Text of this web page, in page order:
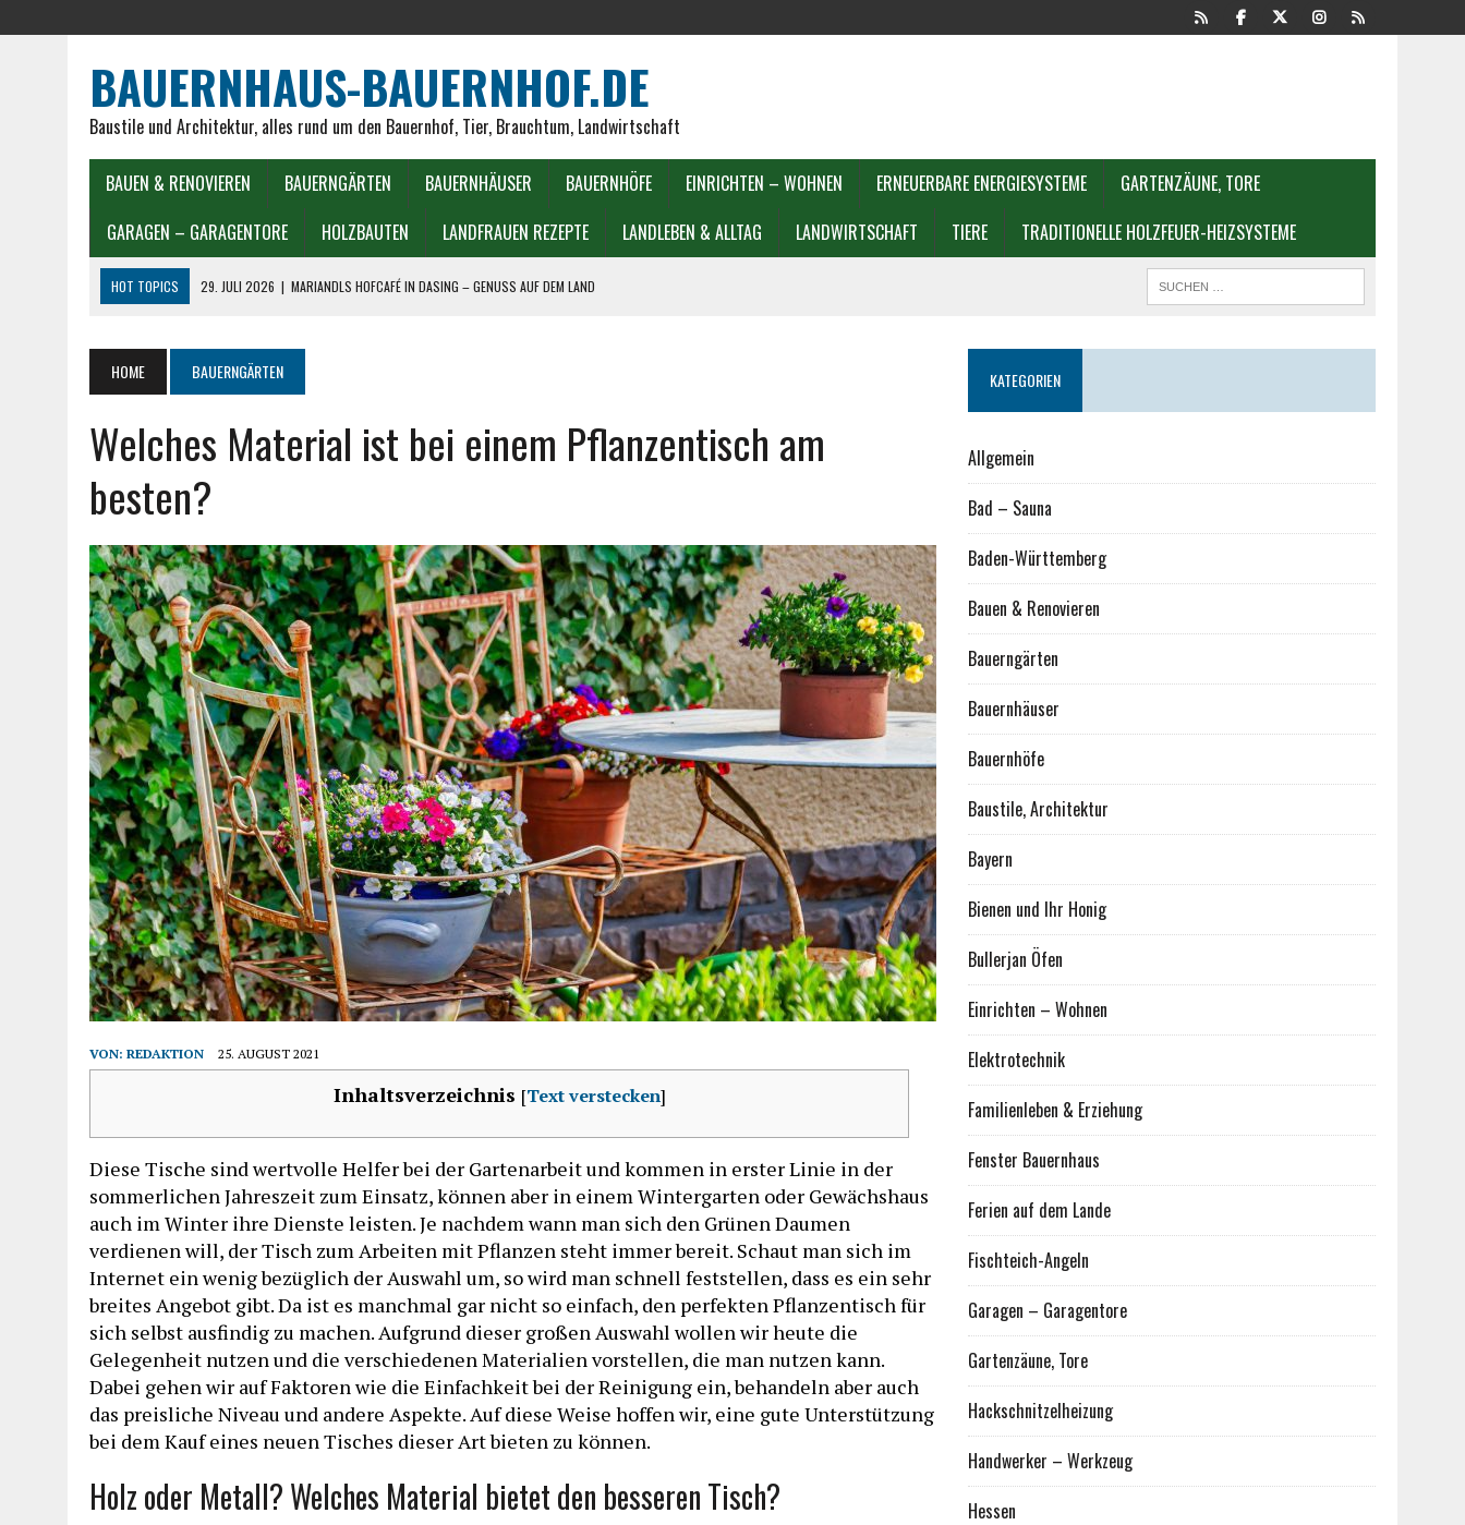
BAUERNHAUS-BAUERNHOF.DE
Baustile und Architektur, alles rund um den Bauernhof, Tier, Brauchtum, Landwirtschaft
BAUEN & RENOVIEREN BAUERNGÄRTEN BAUERNHÄUSER BAUERNHÖFE EINRICHTEN – WOHNEN ERNEUERBARE ENERGIESYSTEME
GARTENZÄUNE, TORE
GARAGEN – GARAGENTORE
HOLZBAUTEN LANDFRAUEN REZEPTE LANDLEBEN & ALLTAG LANDWIRTSCHAFT TIERE TRADITIONELLE HOLZFEUER-HEIZSYSTEME
HOT TOPICS 29. JULI 2026 | MARIANDLS HOFCAFÉ IN DASING – GENUSS AUF DEM LAND
19. JULI 2026 | ITALIENISCHER TOMATENKUCHEN REZEPT WIE AUS ITALIEN
15. JULI 2026
LANDFRAUEN GERICHTE IN DER HEISSLUFTFRITTEUSE
1. MAI 2026 | EIERSALAT LANDFRAUEN: CREMIG, EHRLICH, TRADITIONELL
HOME BAUERNGÄRTEN
Welches Material ist bei einem Pflanzentisch am
besten?
VON: REDAKTION 25. AUGUST 2021
Inhaltsverzeichnis [Text verstecken]
Diese Tische sind wertvolle Helfer bei der Gartenarbeit und kommen in erster Linie in der
sommerlichen Jahreszeit zum Einsatz, können aber in einem Wintergarten oder Gewächshaus
auch im Winter ihre Dienste leisten. Je nachdem wann man sich den Grünen Daumen
verdienen will, der Tisch zum Arbeiten mit Pflanzen steht immer bereit. Schaut man sich im
Internet ein wenig bezüglich der Auswahl um, so wird man schnell feststellen, dass es ein sehr
breites Angebot gibt. Da ist es manchmal gar nicht so einfach, den perfekten Pflanzentisch für
sich selbst ausfindig zu machen. Aufgrund dieser großen Auswahl wollen wir heute die
Gelegenheit nutzen und die verschiedenen Materialien vorstellen, die man nutzen kann.
Dabei gehen wir auf Faktoren wie die Einfachkeit bei der Reinigung ein, behandeln aber auch
das preisliche Niveau und andere Aspekte. Auf diese Weise hoffen wir, eine gute Unterstützung
bei dem Kauf eines neuen Tisches dieser Art bieten zu können.
Holz oder Metall? Welches Material bietet den besseren Tisch?
KATEGORIEN
Allgemein
Bad – Sauna
Baden-Württemberg
Bauen & Renovieren
Bauerngärten
Bauernhäuser
Bauernhöfe
Baustile, Architektur
Bayern
Bienen und Ihr Honig
Bullerjan Öfen
Einrichten – Wohnen
Elektrotechnik
Familienleben & Erziehung
Fenster Bauernhaus
Ferien auf dem Lande
Fischteich-Angeln
Garagen – Garagentore
Gartenzäune, Tore
Hackschnitzelheizung
Handwerker – Werkzeug
Hessen